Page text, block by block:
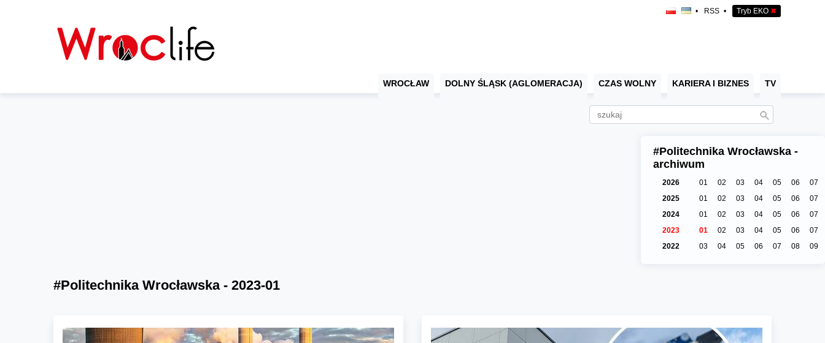
• RSS • Tryb EKO ✖
WROCŁAW DOLNY ŚLĄSK (AGLOMERACJA) CZAS WOLNY KARIERA I BIZNES TV
#Politechnika Wrocławska -
archiwum
2026 01 02 03 04 05 06
07
2025
01 02 03 04 05 06
07
2024
01 02 03 04 05 06
07
2023
01 02 03 04 05 06
07
2022
03 04 05 06 07 08 09
#Politechnika Wrocławska - 2023-01